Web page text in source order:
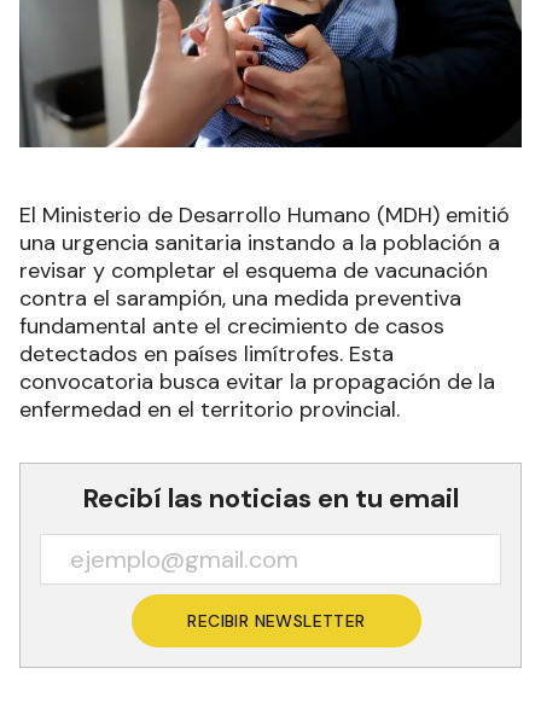
El Ministerio de Desarrollo Humano (MDH) emitió
una urgencia sanitaria instando a la población a
revisar y completar el esquema de vacunación
contra el sarampión, una medida preventiva
fundamental ante el crecimiento de casos
detectados en países limítrofes. Esta
convocatoria busca evitar la propagación de la
enfermedad en el territorio provincial.
Recibí las noticias en tu email
RECIBIR NEWSLETTER